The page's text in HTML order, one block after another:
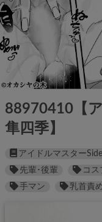
88970410【
隼四季】
アイドルマスター
先輩･後輩
コス
手マン
乳首責